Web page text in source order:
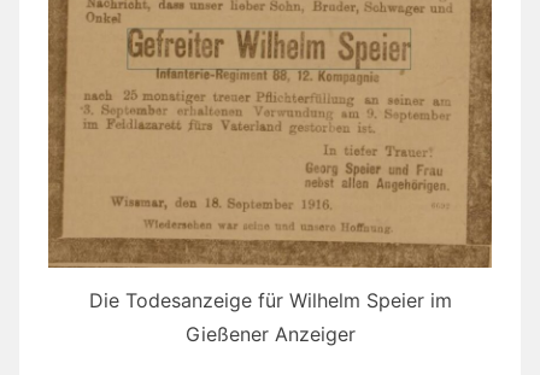
Die Todesanzeige für Wilhelm Speier im
Gießener Anzeiger